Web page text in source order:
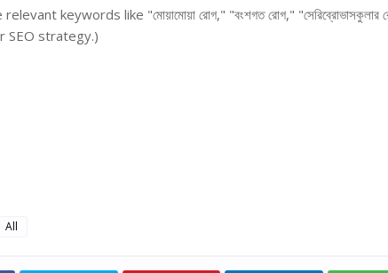
keywords like "মোয়ামোয়া রোগ," "বংশগত রোগ," "সেরিব্রোভাসকুলার
SEO strategy.)
All